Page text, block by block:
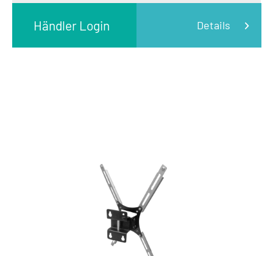
Händler Login Details